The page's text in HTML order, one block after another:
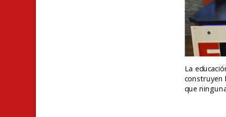
La
construyen
que